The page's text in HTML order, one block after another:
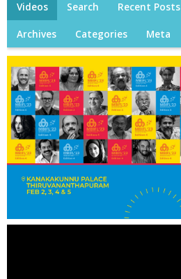
Videos Search Recent Posts
Archives Categories Meta